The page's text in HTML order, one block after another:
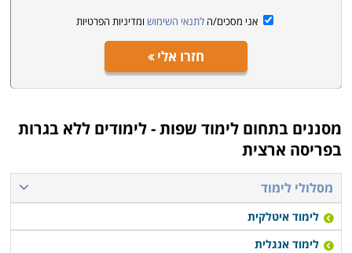
אני מסכים/ה לתנאי השימוש ומדיניות הפרטיות
חזרו אלי
מסננים בתחום לימוד שפות - לימודים ללא בגרות
בפריסה ארצית
מסלולי לימוד
לימוד איטלקית
לימוד אנגלית